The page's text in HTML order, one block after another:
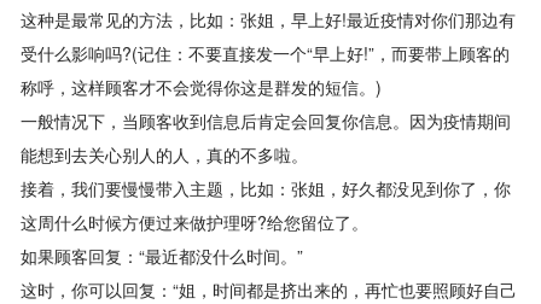
这种是最常见的方法，比如：张姐，早上好!最近疫情对你们那边有
受什么影响吗?(记住：不要直接发一个“早上好!”，而要带上顾客的
称呼，这样顾客才不会觉得你这是群发的短信。)
一般情况下，当顾客收到信息后肯定会回复你信息。因为疫情期间
能想到去关心别人的人，真的不多啦。
接着，我们要慢慢带入主题，比如：张姐，好久都没见到你了，你
这周什么时候方便过来做护理呀?给您留位了。
如果顾客回复：“最近都没什么时间。”
这时，你可以回复：“姐，时间都是挤出来的，再忙也要照顾好自己